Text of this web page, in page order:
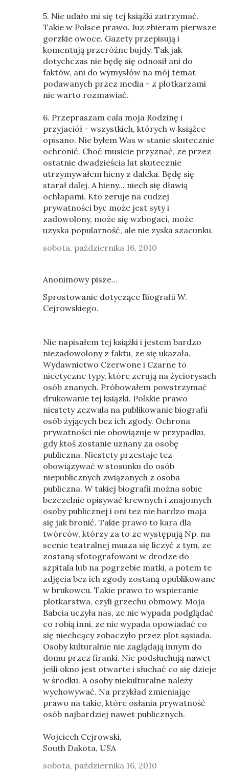
5. Nie udało mi się tej książki zatrzymać.
Takie w Polsce prawo. Juz zbieram pierwsze
gorzkie owoce. Gazety przepisują i
komentują przeróżne bujdy. Tak jak
dotychczas nie będę się odnosił ani do
faktów, ani do wymysłów na mój temat
podawanych przez media - z plotkarzami
nie warto rozmawiać.
6. Przepraszam cala moja Rodzinę i
przyjaciół - wszystkich, których w książce
opisano. Nie byłem Was w stanie skutecznie
ochronić. Choć musicie przyznać, ze przez
ostatnie dwadzieścia lat skutecznie
utrzymywałem hieny z daleka. Będę się
starał dalej. A hieny... niech się dławią
ochłapami. Kto zeruje na cudzej
prywatności byc może jest syty i
zadowolony, może się wzbogaci, może
uzyska popularność, ale nie zyska szacunku.
sobota, października 16, 2010
Anonimowy pisze…
Sprostowanie dotyczące Biografii W.
Cejrowskiego.
Nie napisałem tej książki i jestem bardzo
niezadowolony z faktu, ze się ukazała.
Wydawnictwo Czerwone i Czarne to
nieetyczne typy, które zerują na życiorysach
osób znanych. Próbowałem powstrzymać
drukowanie tej ksiązki. Polskie prawo
niestety zezwala na publikowanie biografii
osób żyjących bez ich zgody. Ochrona
prywatności nie obowiązuje w przypadku,
gdy ktoś zostanie uznany za osobę
publiczna. Niestety przestaje tez
obowiązywać w stosunku do osób
niepublicznych związanych z osoba
publiczna. W takiej biografii można sobie
bezczelnie opisywać krewnych i znajomych
osoby publicznej i oni tez nie bardzo maja
się jak bronić. Takie prawo to kara dla
twórców, którzy za to ze występują Np. na
scenie teatralnej musza się liczyć z tym, ze
zostaną sfotografowani w drodze do
szpitala lub na pogrzebie matki, a potem te
zdjęcia bez ich zgody zostaną opublikowane
w brukowcu. Takie prawo to wspieranie
plotkarstwa, czyli grzechu obmowy. Moja
Babcia uczyła nas, ze nie wypada podglądać
co robią inni, ze nie wypada opowiadać co
się niechcący zobaczyło przez plot sąsiada.
Osoby kulturalnie nie zaglądają innym do
domu przez firanki. Nie podsłuchują nawet
jeśli okno jest otwarte i słuchać co się dzieje
w środku. A osoby niekulturalne należy
wychowywać. Na przykład zmieniając
prawo na takie, które osłania prywatność
osób najbardziej nawet publicznych.
Wojciech Cejrowski,
South Dakota, USA
sobota, października 16, 2010